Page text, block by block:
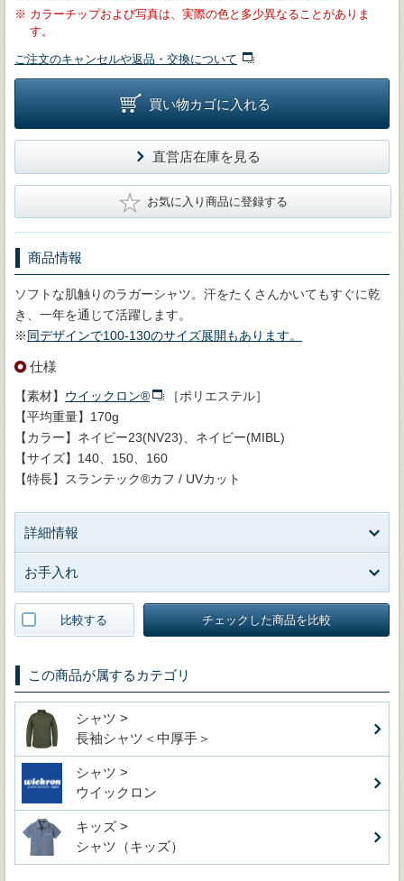
※ カラーチップおよび写真は、実際の色と多少異なることがありま
す。
ご注文のキャンセルや返品・交換について
買い物カゴに入れる
直営店在庫を見る
★ お気に入り商品に登録する
商品情報
ソフトな肌触りのラガーシャツ。汗をたくさんかいてもすぐに乾
き、一年を通じて活躍します。
※同デザインで100-130のサイズ展開もあります。
仕様
【素材】 ウイックロン®
［ポリエステル］
【平均重量】170g
【カラー】ネイビー23(NV23)、ネイビー(MIBL)
【サイズ】140、150、160
【特長】スランテック®カフ / UVカット
詳細情報
お手入れ
比較する チェックした商品を比較
この商品が属するカテゴリ
シャツ >
長袖シャツ＜中厚手＞
シャツ >
ウイックロン
キッズ >
シャツ（キッズ）